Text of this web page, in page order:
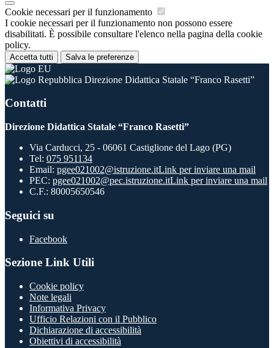
Cookie necessari per il funzionamento
I cookie necessari per il funzionamento non possono essere
disabilitati. È possibile consultare l'elenco nella pagina della cookie
policy.
Accetta tutti Salva le preferenze
Direzione Didattica Statale “Franco Rasetti”
Contatti
Direzione Didattica Statale “Franco Rasetti”
Via Carducci, 25 - 06061 Castiglione del Lago (PG)
Tel: 075 951134
Email: pgee021002@istruzione.itLink per inviare una mail
PEC: pgee021002@pec.istruzione.itLink per inviare una mail
C.F.: 80005650546
Seguici su
Facebook
Sezione Link Utili
Cookie policy
Note legali
Informativa Privacy
Ufficio Relazioni con il Pubblico
Dichiarazione di accessibilità
Obiettivi di accessibilità